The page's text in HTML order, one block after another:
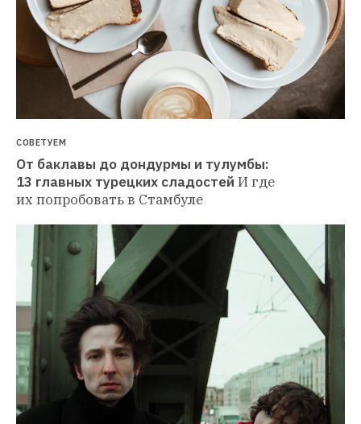
СОВЕТУЕМ
От баклавы до дондурмы и тулумбы:
13 главных турецких сладостей И где
их попробовать в Стамбуле